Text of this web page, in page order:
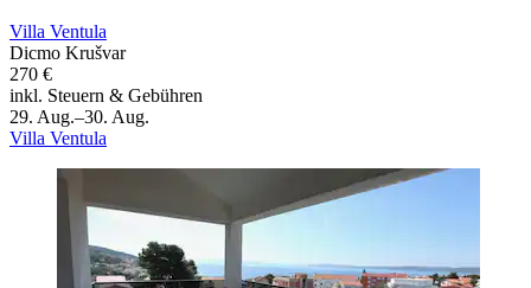
Villa Ventula
Dicmo Krušvar
270 €
inkl. Steuern & Gebühren
29. Aug.–30. Aug.
Villa Ventula